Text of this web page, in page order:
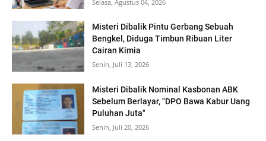
Selasa, Agustus 04, 2026
Misteri Dibalik Pintu Gerbang Sebuah
Bengkel, Diduga Timbun Ribuan Liter
Cairan Kimia
Senin, Juli 13, 2026
Misteri Dibalik Nominal Kasbonan ABK
Sebelum Berlayar, "DPO Bawa Kabur Uang
Puluhan Juta"
Senin, Juli 20, 2026